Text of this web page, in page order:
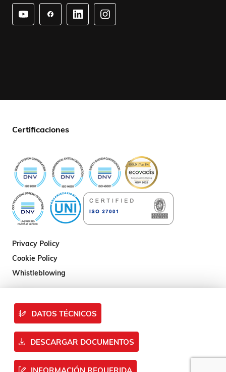
DATOS TÉCNICOS
DESCARGAR DOCUMENTOS
INFORMACIÓN REQUERIDA
Certificaciones
Privacy Policy
Cookie Policy
Whistleblowing